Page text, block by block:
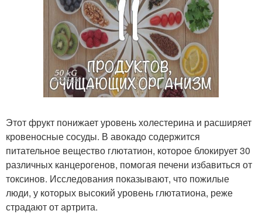
Этот фрукт понижает уровень холестерина и расширяет
кровеносные сосуды. В авокадо содержится
питательное вещество глютатион, которое блокирует 30
различных канцерогенов, помогая печени избавиться от
токсинов. Исследования показывают, что пожилые
люди, у которых высокий уровень глютатиона, реже
страдают от артрита.